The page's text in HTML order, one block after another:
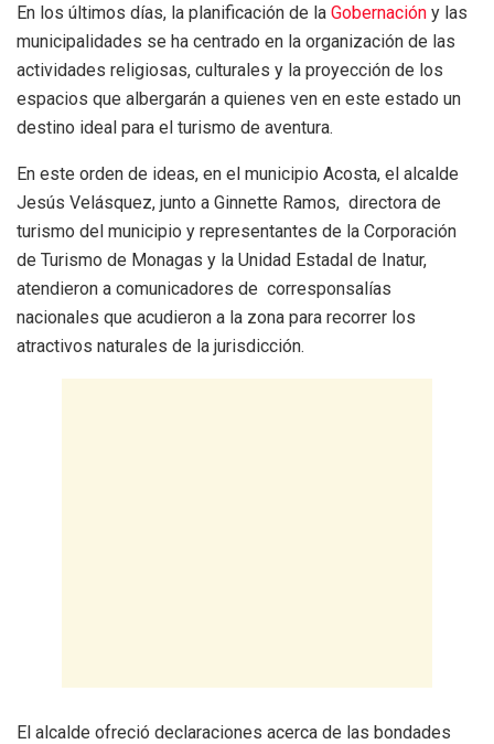
En los últimos días, la planificación de la Gobernación y las
municipalidades se ha centrado en la organización de las
actividades religiosas, culturales y la proyección de los
espacios que albergarán a quienes ven en este estado un
destino ideal para el turismo de aventura.
En este orden de ideas, en el municipio Acosta, el alcalde
Jesús Velásquez, junto a Ginnette Ramos, directora de
turismo del municipio y representantes de la Corporación
de Turismo de Monagas y la Unidad Estadal de Inatur,
atendieron a comunicadores de corresponsalías
nacionales que acudieron a la zona para recorrer los
atractivos naturales de la jurisdicción.
El alcalde ofreció declaraciones acerca de las bondades